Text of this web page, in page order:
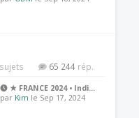
65 244
★ FRANCE 2024 • Indi…
par Kim le Sep 17, 2024